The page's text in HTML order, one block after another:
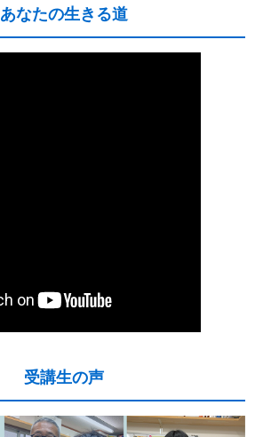
あなたの生きる道
受講生の声